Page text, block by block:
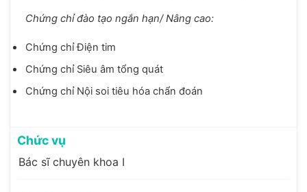
Chứng chỉ đào tạo ngắn hạn/ Nâng cao:
Chứng chỉ Điện tim
Chứng chỉ Siêu âm tổng quát
Chứng chỉ Nội soi tiêu hóa chẩn đoán
Chức vụ
Bác sĩ chuyên khoa I